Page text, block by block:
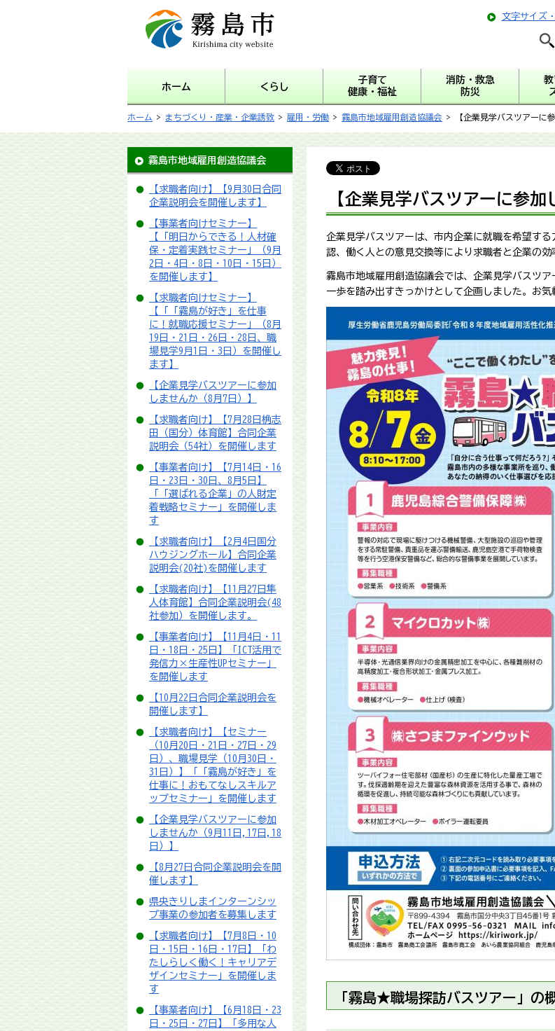
霧島市 Kirishima city
website
文字サイズ
ホーム くらし
子育て
健康・福祉
消防・救急
防災
ホーム > まちづくり・産業・企業誘致 > 雇用・労働 > 霧島市地域雇用創造協議会 > 【企業見学バスツアーに
霧島市地域雇用創造協議会
【求職者向け】【9月30日合同
企業説明会を開催します】
【事業者向けセミナー】
【「明日からできる！人材確
保・定着実践セミナー」（9月
2日・4日・8日・10日・15日）
を開催します】
【求職者向けセミナー】
【「「霧島が好き」を仕事
に！就職応援セミナー」（8月
19日・21日・26日・28日、職
場見学9月1日・3日）を開催し
ます】
【企業見学バスツアーに参加
しませんか（8月7日）】
【求職者向け】【7月28日桷志
田（国分）体育館】合同企業
説明会（54社）を開催します
【事業者向け】【7月14日・16
日・23日・30日、8月5日】
「「選ばれる企業」の人財定
着戦略セミナー」を開催しま
す
【求職者向け】【2月4日国分
ハウジングホール】合同企業
説明会(20社)を開催します
【求職者向け】【11月27日隼
人体育館】合同企業説明会(48
社参加）を開催します。
【事業者向け】【11月4日・11
日・18日・25日】「ICT活用で
発信力×生産性UPセミナー」
を開催します
【10月22日合同企業説明会を
開催します】
【求職者向け】【セミナー
（10月20日・21日・27日・29
日）、職場見学（10月30日・
31日）】「「霧島が好き」を
仕事に！おもてなしスキルア
ップセミナー」を開催します
【企業見学バスツアーに参加
しませんか（9月11日,17日,18
日）】
【8月27日合同企業説明会を開
催します】
県央きりしまインターンシッ
プ事業の参加者を募集します
【求職者向け】【7月8日・10
日・15日・16日・17日】「わ
たしらしく働く！キャリアデ
ザインセミナー」を開催しま
す
【事業者向け】【6月18日・23
日・25日・27日】「多用な人
【企業見学バスツアーに参加
企業見学バスツアーは、市内企業に就職を希望す
認、働く人との意見交換等により求職者と企業の効
霧島市地域雇用創造協議会では、企業見学バスツ
一歩を踏み出すきっかけとして企画しました。お気
「霧島★職場探訪バスツアー」の